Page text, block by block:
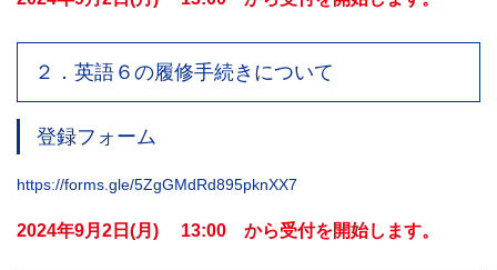
２．英語６の履修手続きについて
登録フォーム
https://forms.gle/5ZgGMdRd895pknXX7
2024年9月2日(月) 13:00 から受付を開始します。